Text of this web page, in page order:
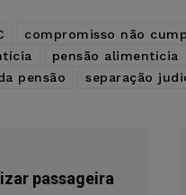
compromisso não
pensão alimentícia
pensão
separação
passageira